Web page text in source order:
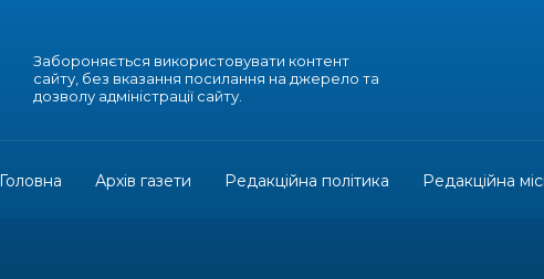
Забороняється використовувати контент
сайту, без вказання посилання на джерело та
дозволу адміністрації сайту.
Головна Архів газети Редакційна політика Редакційна